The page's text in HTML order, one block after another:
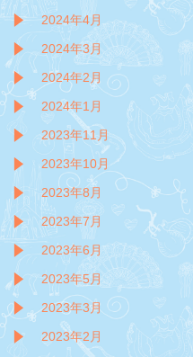
2024年4月
2024年3月
2024年2月
2024年1月
2023年11月
2023年10月
2023年8月
2023年7月
2023年6月
2023年5月
2023年3月
2023年2月